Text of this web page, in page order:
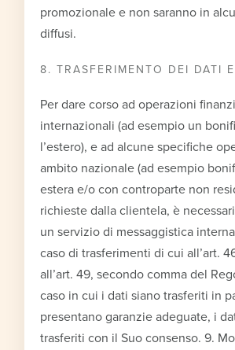
promozionale e non saranno in
diffusi.
8. TRASFERIMENTO DEI DATI
Per dare corso ad operazioni
internazionali (ad esempio un
l’estero), e ad alcune specifiche
ambito nazionale (ad esempio
estera e/o con controparte non
richieste dalla clientela, è
un servizio di messaggistica
caso di trasferimenti di cui all’art.
all’art. 49, secondo comma del
caso in cui i dati siano trasferiti in
presentano garanzie adeguate, i
trasferiti con il Suo consenso. 9.